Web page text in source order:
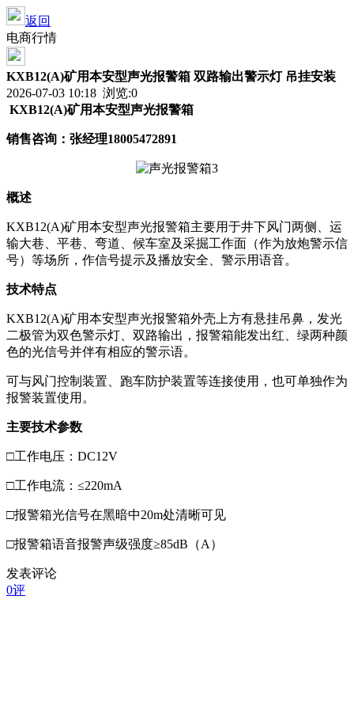
返回
电商行情
KXB12(A)矿用本安型声光报警箱 双路输出警示灯 吊挂安装
2026-07-03 10:18 浏览:0
KXB12(A)矿用本安型声光报警箱
销售咨询：张经理18005472891
概述
KXB12(A)矿用本安型声光报警箱主要用于井下风门两侧、运
输大巷、平巷、弯道、候车室及采掘工作面（作为放炮警示信
号）等场所，作信号提示及播放安全、警示用语音。
技术特点
KXB12(A)矿用本安型声光报警箱外壳上方有悬挂吊鼻，发光
二极管为双色警示灯、双路输出，报警箱能发出红、绿两种颜
色的光信号并伴有相应的警示语。
可与风门控制装置、跑车防护装置等连接使用，也可单独作为
报警装置使用。
主要技术参数
□工作电压：DC12V
□工作电流：≤220mA
□报警箱光信号在黑暗中20m处清晰可见
□报警箱语音报警声级强度≥85dB（A）
发表评论
0评